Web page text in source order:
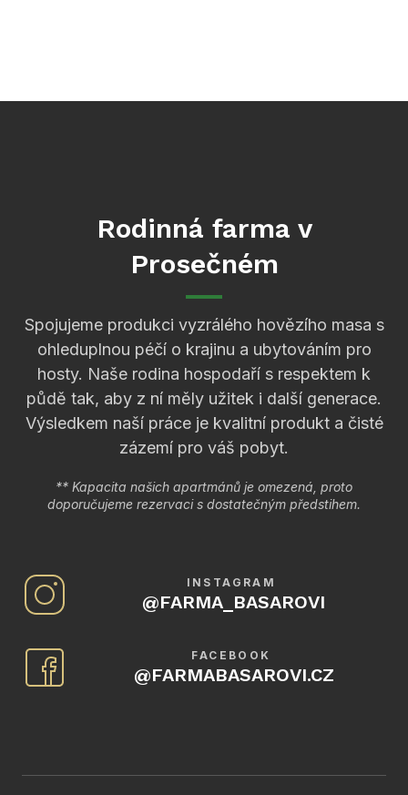
Rodinná farma v
Prosečném
Spojujeme produkci vyzrálého hovězího masa s
ohleduplnou péčí o krajinu a ubytováním pro
hosty. Naše rodina hospodaří s respektem k
půdě tak, aby z ní měly užitek i další generace.
Výsledkem naší práce je kvalitní produkt a čisté
zázemí pro váš pobyt.
** Kapacita našich apartmánů je omezená, proto
doporučujeme rezervaci s dostatečným předstihem.
INSTAGRAM
@FARMA_BASAROVI
FACEBOOK
@FARMABASAROVI.CZ